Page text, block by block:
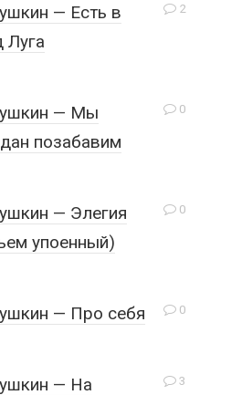
2
— Есть в
Луга
0
— Мы
позабавим
0
— Элегия
упоенный)
0
— Про себя
3
— На